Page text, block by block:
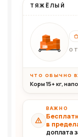
ТЯЖЁЛЫЙ
30+кг
ЧТО ОБЫЧНО
Корм 15+ кг,
ВАЖНО
в
доплата